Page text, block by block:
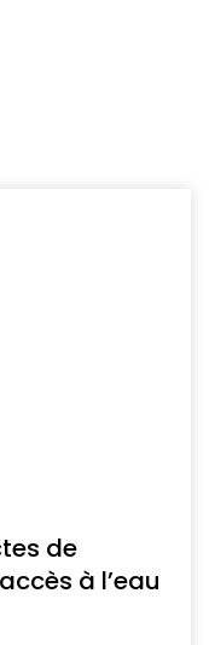
de
à l’eau